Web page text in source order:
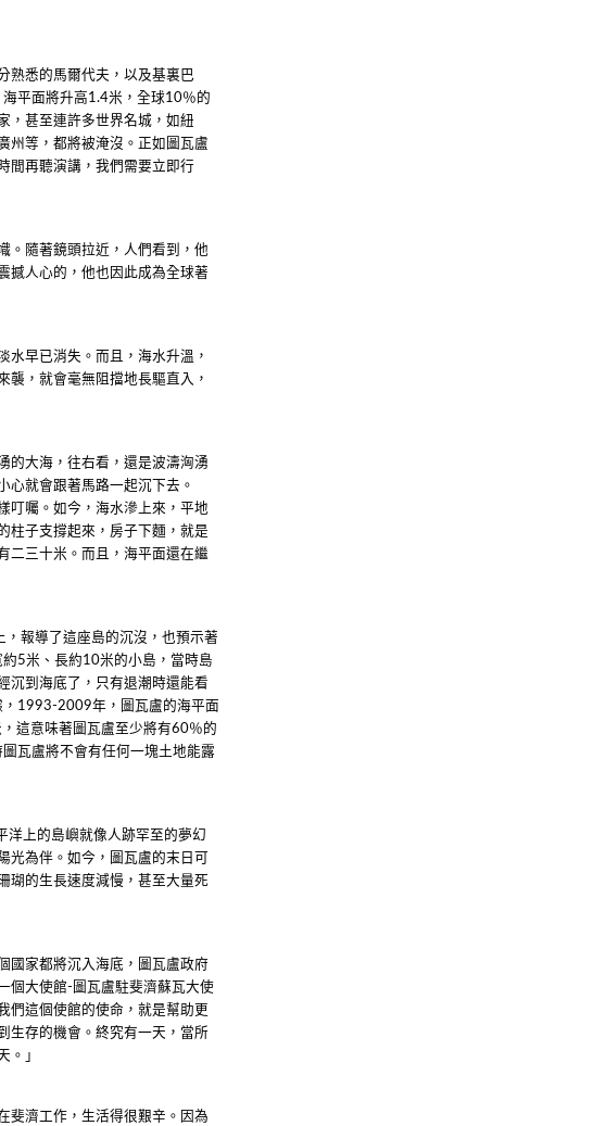
熟悉的馬爾代夫，以及基裏巴
海平面將升高1.4米，全球10％的
，甚至連許多世界名城，如紐
州等，都將被淹沒。正如圖瓦盧
間再聽演講，我們需要立即行
。隨著鏡頭拉近，人們看到，他
撼人心的，他也因此成為全球著
水早已消失。而且，海水升溫，
襲，就會毫無阻擋地長驅直入，
的大海，往右看，還是波濤洶湧
心就會跟著馬路一起沉下去。
叮囑。如今，海水滲上來，平地
柱子支撐起來，房子下麵，就是
二三十米。而且，海平面還在繼
報導了這座島的沉沒，也預示著
5米、長約10米的小島，當時島
沉到海底了，只有退潮時還能看
1993-2009年，圖瓦盧的海平面
這意味著圖瓦盧至少將有60％的
瓦盧將不會有任何一塊土地能露
洋上的島嶼就像人跡罕至的夢幻
光為伴。如今，圖瓦盧的末日可
瑚的生長速度減慢，甚至大量死
國家都將沉入海底，圖瓦盧政府
個大使館- 圖瓦盧駐斐濟蘇瓦大使
們這個使館的使命，就是幫助更
生存的機會。終究有一天，當所
。」
斐濟工作，生活得很艱辛。因為